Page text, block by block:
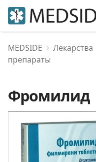
MEDSIDE Лекарства
препараты
Фромилид